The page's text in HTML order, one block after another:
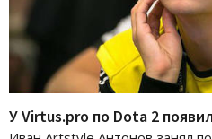
У Virtus.pro по Dota 2